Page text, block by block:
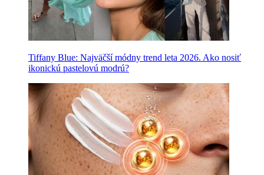
Tiffany Blue: Najväčší módny trend leta 2026. Ako nosiť
ikonickú pastelovú modrú?